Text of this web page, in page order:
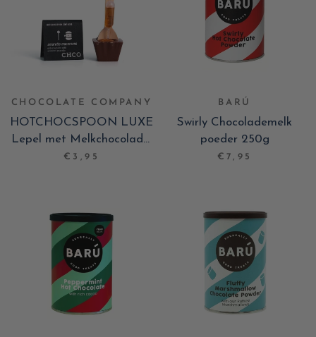
CHOCOLATE COMPANY
HOTCHOCSPOON LUXE
Lepel met Melkchocolade,
Amaretto Macaroons
€3,95
BARÚ
Swirly Chocolademelk
poeder 250g
€7,95